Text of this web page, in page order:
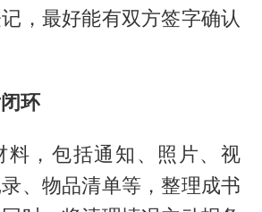
，最好能有双方签字确认
环
料，包括通知、照片、视
、物品清单等，整理成书